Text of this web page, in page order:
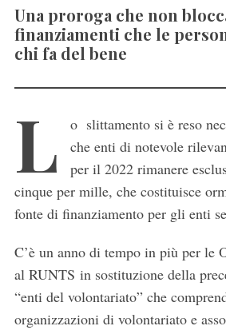
Una proroga che non
finanziamenti che le
chi fa del bene
L
o slittamento si è reso
che enti di notevole
per il 2022 rimanere
cinque per mille, che costituisce
fonte di finanziamento per gli enti
C’è un anno di tempo in più per le
al RUNTS in sostituzione della
“enti del volontariato” che
organizzazioni di volontariato e